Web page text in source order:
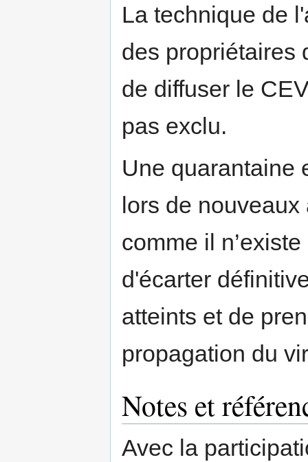
La technique de
des propriétaires
de diffuser le
pas exclu.
Une quarantaine
lors de
comme il
d'écarter
atteints et de
propagation du
Notes et
Avec la